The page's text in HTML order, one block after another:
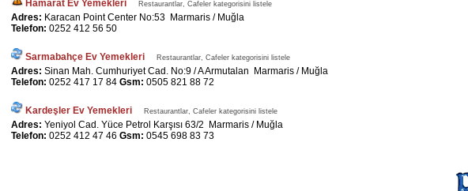
Hamarat Ev Yemekleri Restaurantlar, Cafeler kategorisini listele
Adres: Karacan Point Center No:53 Marmaris / Muğla
Telefon: 0252 412 56 50
Sarmabahçe Ev Yemekleri Restaurantlar, Cafeler kategorisini listele
Adres: Sinan Mah. Cumhuriyet Cad. No:9 / A Armutalan Marmaris / Muğla
Telefon: 0252 417 17 84 Gsm: 0505 821 88 72
Kardeşler Ev Yemekleri Restaurantlar, Cafeler kategorisini listele
Adres: Yeniyol Cad. Yüce Petrol Karşısı 63/2 Marmaris / Muğla
Telefon: 0252 412 47 46 Gsm: 0545 698 83 73